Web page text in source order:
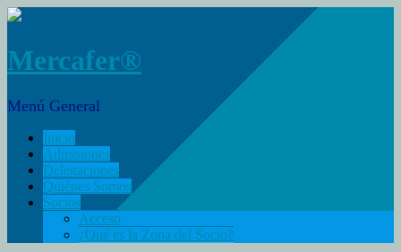
Mercafer®
Menú General
Inicio
Admisiones
Delegaciones
Quiénes Somos
Socios
Acceso
¿Qué es la Zona del Socio?